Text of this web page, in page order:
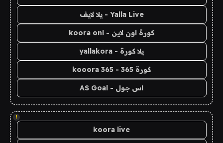
Yalla Live - يلا لايف
كورة اون لاين - koora onl
يلا كورة - yallakora
كورة 365 - kooora 365
اس جول - AS Goal
!
koora live